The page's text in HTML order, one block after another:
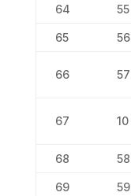
64 55
65 56
66 57
67 10
68 58
69 59